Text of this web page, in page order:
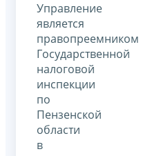
Управление
является
правопреемником
Государственной
налоговой
инспекции
по
Пензенской
области
в